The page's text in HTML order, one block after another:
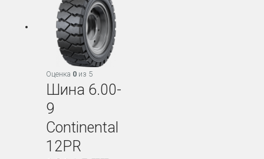
Оценка 0 из 5
Шина 6.00-
9
Continental
12PR